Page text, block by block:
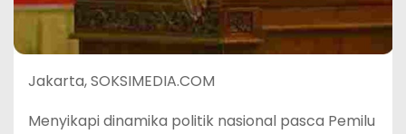
Jakarta, SOKSIMEDIA.COM
Menyikapi dinamika politik nasional pasca Pemilu